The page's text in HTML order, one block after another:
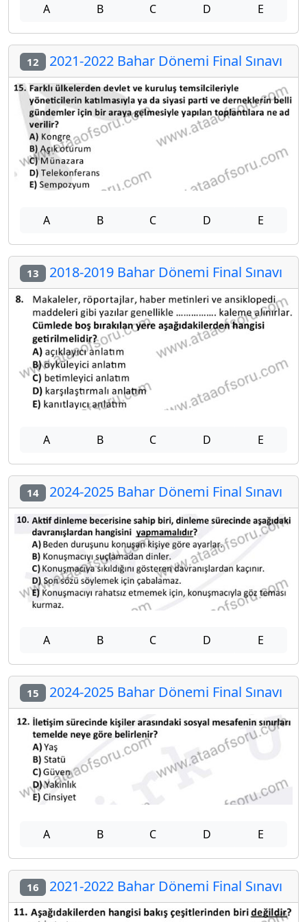
A B C D E
12 2021-2022 Bahar Dönemi Final Sınavı
A B C D E
13 2018-2019 Bahar Dönemi Final Sınavı
A B C D E
14 2024-2025 Bahar Dönemi Final Sınavı
A B C D E
15 2024-2025 Bahar Dönemi Final Sınavı
A B C D E
16 2021-2022 Bahar Dönemi Final Sınavı